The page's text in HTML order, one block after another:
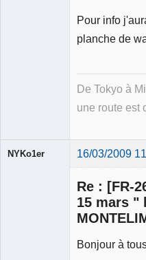
Pour info
planche de
De Tokyo à
une route est
NYKo1er 16/03/2009
Re : [FR-
15 mars "
Bonjour à